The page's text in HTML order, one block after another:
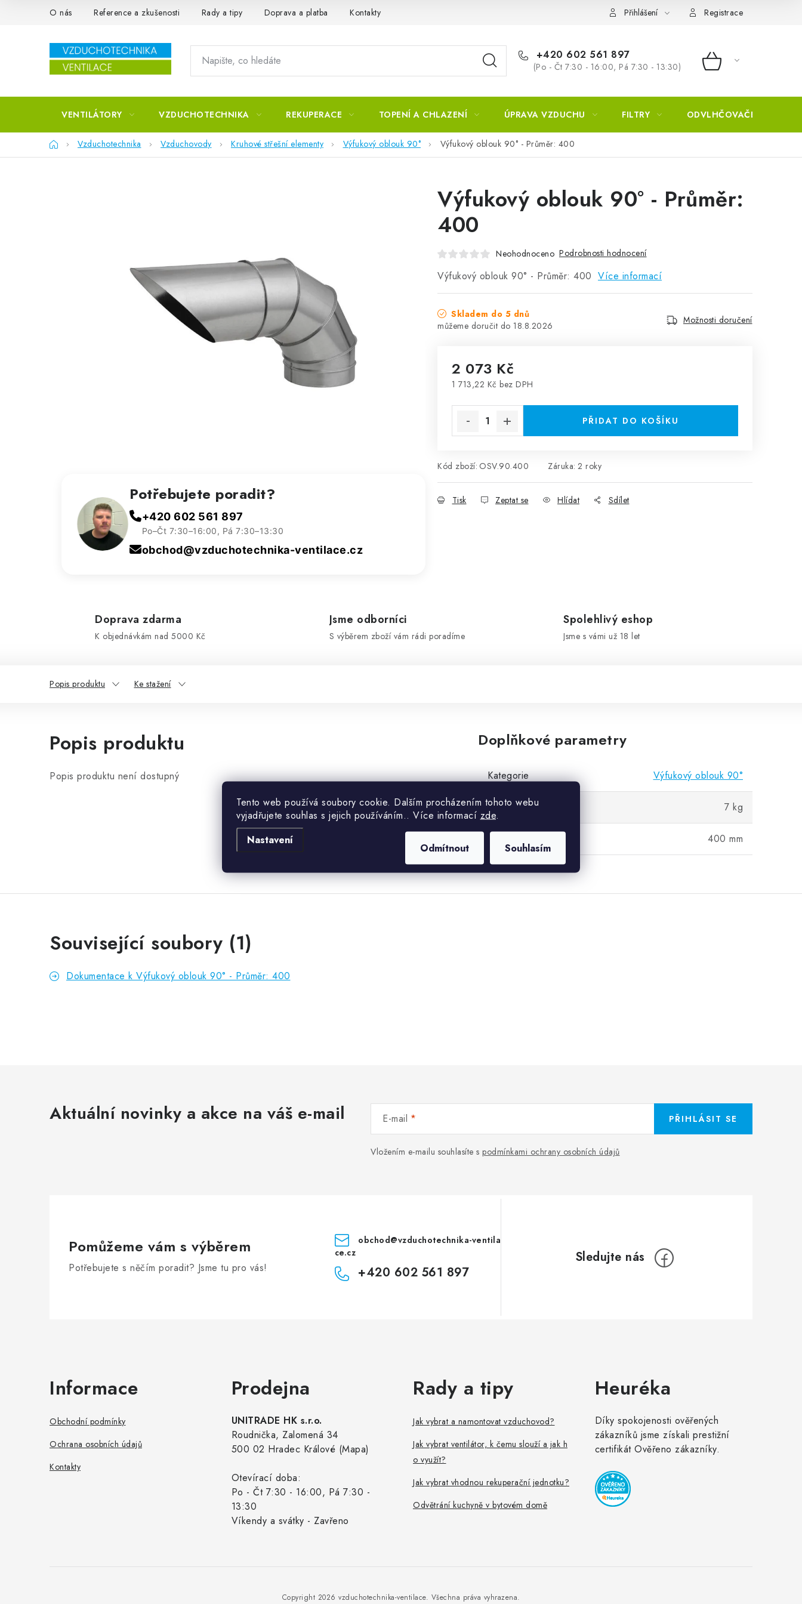
Tento web používá soubory cookie. Dalším procházením tohoto webu
vyjadřujete souhlas s jejich používáním.. Více informací zde.
Nastavení
Odmítnout Souhlasím
Přejít na obsahO nás Reference a zkušenosti Rady a tipy Doprava a platba Kontakty Přihlášení Registrace
+420 602 561 897
(Po - Čt 7:30 - 16:00, Pá 7:30 - 13:30) NÁKUPNÍ
VENTILÁTORY VZDUCHOTECHNIKA REKUPERACE TOPENÍ A CHLAZENÍ ÚPRAVA VZDUCHU FILTRY ODVLHČOVAČE
DomůVzduchotechnika Vzduchovody Kruhové střešní elementy Výfukový oblouk 90° Výfukový oblouk 90° - Průměr: 400
Výfukový oblouk 90° - Průměr:
400
Neohodnoceno Podrobnosti hodnocení
Výfukový oblouk 90° - Průměr: 400 Více informací
Skladem do 5 dnů
18.8.2026
Možnosti doručení
2 073 Kč
1 713,22 Kč bez DPH
PŘIDAT DO KOŠÍKU
Kód zboží: OSV.90.400 Záruka: 2 roky
Tisk Zeptat se Hlídat Sdílet
Potřebujete poradit?
+420 602 561 897
Po–Čt 7:30–16:00, Pá 7:30–13:30
obchod@vzduchotechnika-ventilace.cz
Doprava zdarma
K objednávkám nad 5000 Kč
Jsme odborníci
S výběrem zboží vám rádi poradíme
Spolehlivý eshop
Jsme s vámi už 18 let
Popis produktu Ke stažení
Popis produktu
Popis produktu není dostupný
Doplňkové parametry
Kategorie Výfukový oblouk 90°
Hmotnost 7 kg
Průměr 400 mm
Související soubory (1)
Dokumentace k Výfukový oblouk 90° - Průměr: 400
Aktuální novinky a akce na váš e-mail E-mail
Vložením e-mailu souhlasíte s podmínkami ochrany osobních údajů
PŘIHLÁSIT SE
Pomůžeme vám s výběrem
Potřebujete s něčím poradit? Jsme tu pro vás!
obchod@vzduchotechnika-ventila
ce.cz
+420 602 561 897
Informace
Obchodní podmínky
Ochrana osobních údajů
Kontakty
Prodejna
UNITRADE HK s.r.o.
Roudnička, Zalomená 34
500 02 Hradec Králové (Mapa)
Otevírací doba:
Po - Čt 7:30 - 16:00, Pá 7:30 -
13:30
Víkendy a svátky - Zavřeno
Rady a tipy
Jak vybrat a namontovat vzduchovod?
Jak vybrat ventilátor, k čemu slouží a jak h
o využít?
Jak vybrat vhodnou rekuperační jednotku?
Odvětrání kuchyně v bytovém domě
Heuréka
Díky spokojenosti ověřených
zákazníků jsme získali prestižní
certifikát Ověřeno zákazníky.
Copyright 2026 vzduchotechnika-ventilace. Všechna práva vyhrazena.